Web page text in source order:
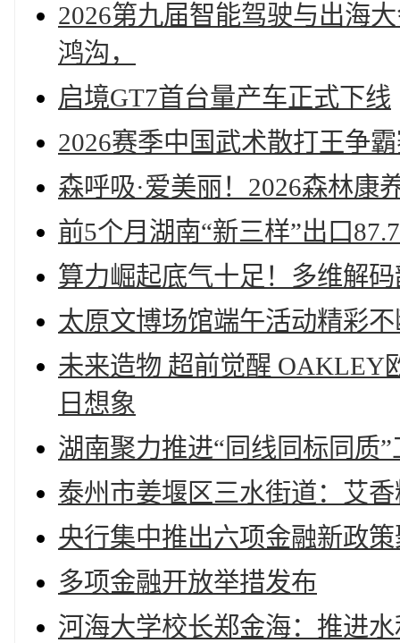
2026第九届智能驾驶与出海
鸿沟，
启境GT7首台量产车正式下线
2026赛季中国武术散打王争
森呼吸·爱美丽！2026森林康
前5个月湖南“新三样”出口
算力崛起底气十足！多维解
太原文博场馆端午活动精彩
未来造物 超前觉醒 OAKLEY
日想象
湖南聚力推进“同线同标同质
泰州市姜堰区三水街道：艾
央行集中推出六项金融新政
多项金融开放举措发布
河海大学校长郑金海：推进